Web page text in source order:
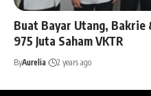
Buat Bayar Utang, Bakrie
975 Juta Saham VKTR
ByAurelia 2 years ago